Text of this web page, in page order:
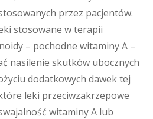
przez pacjentów.
stosowane w terapii
– pochodne witaminy A –
nasilenie skutków ubocznych
dodatkowych dawek tej
leki przeciwzakrzepowe
witaminy A lub